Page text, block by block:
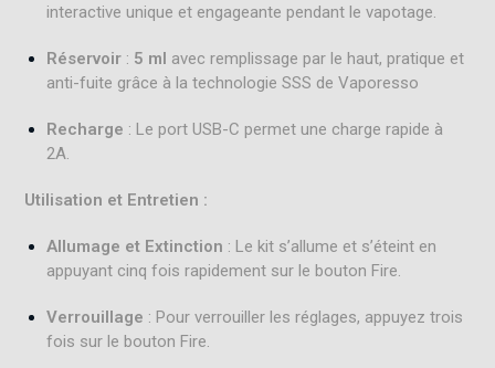
interactive unique et engageante pendant le vapotage.
Réservoir : 5 ml avec remplissage par le haut, pratique et
anti-fuite grâce à la technologie SSS de Vaporesso
Recharge : Le port USB-C permet une charge rapide à
2A.
Utilisation et Entretien :
Allumage et Extinction : Le kit s’allume et s’éteint en
appuyant cinq fois rapidement sur le bouton Fire
Verrouillage : Pour verrouiller les réglages, appuyez trois
fois sur le bouton Fire